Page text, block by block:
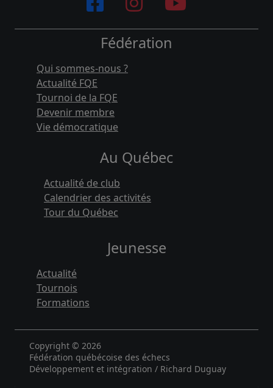
Fédération
Qui sommes-nous ?
Actualité FQE
Tournoi de la FQE
Devenir membre
Vie démocratique
Au Québec
Actualité de club
Calendrier des activités
Tour du Québec
Jeunesse
Actualité
Tournois
Formations
Copyright © 2026
Fédération québécoise des échecs
Développement et intégration / Richard Duguay